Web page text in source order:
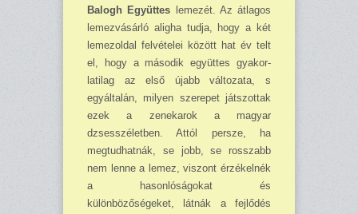
Balogh Együttes le­mezét. Az átlagos
lemezvá­sárló aligha tudja, hogy a két
lemezoldal felvételei kö­zött hat év telt
el, hogy a második együttes gyakor­
latilag az első újabb válto­zata, s
egyáltalán, mi­lyen szerepet játszottak
ezek a zenekarok a magyar
dzsesszéletben. Attól per­sze, ha
megtudhatnák, se jobb, se rosszabb
nem len­ne a lemez, viszont érzékelnék
a hasonlóságo­kat és
különbözőségeket, látnák a fejlődés